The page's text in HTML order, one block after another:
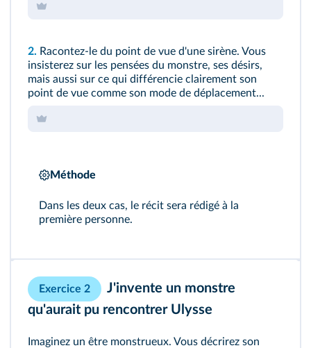
2. Racontez-le du point de vue d'une sirène. Vous
insisterez sur les pensées du monstre, ses désirs,
mais aussi sur ce qui différencie clairement son
point de vue comme son mode de déplacement...
Méthode
Dans les deux cas, le récit sera rédigé à la
première personne.
Exercice 2
J'invente un monstre
qu'aurait pu rencontrer Ulysse
Imaginez un être monstrueux. Vous décrirez son